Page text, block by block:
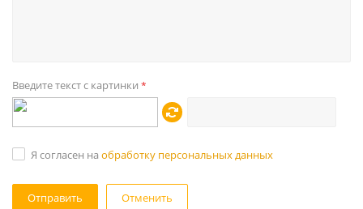
Введите текст с картинки *
Я согласен на обработку персональных данных
Отменить